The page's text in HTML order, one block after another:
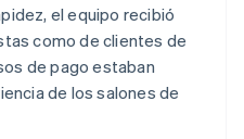
el equipo recibió
como de clientes de
de pago estaban
de los salones de